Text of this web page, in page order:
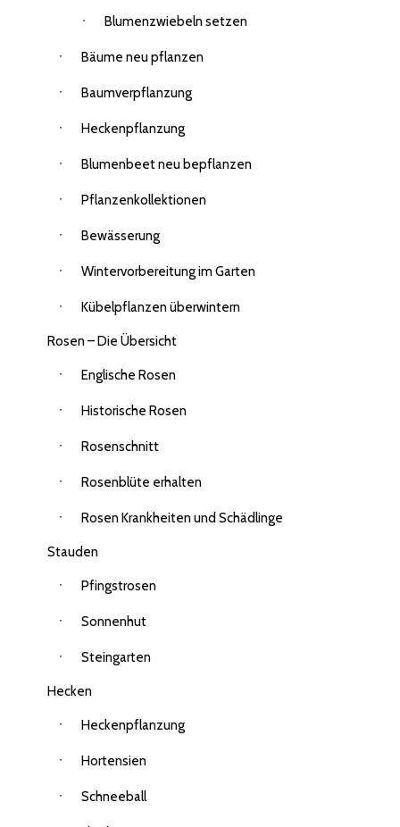
Blumenzwiebeln setzen
Bäume neu pflanzen
Baumverpflanzung
Heckenpflanzung
Blumenbeet neu bepflanzen
Pflanzenkollektionen
Bewässerung
Wintervorbereitung im Garten
Kübelpflanzen überwintern
Rosen – Die Übersicht
Englische Rosen
Historische Rosen
Rosenschnitt
Rosenblüte erhalten
Rosen Krankheiten und Schädlinge
Stauden
Pfingstrosen
Sonnenhut
Steingarten
Hecken
Heckenpflanzung
Hortensien
Schneeball